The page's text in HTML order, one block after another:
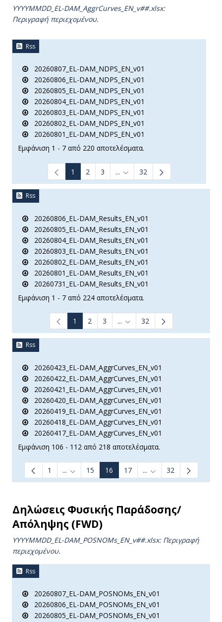
YYYYMMDD_EL-DAM_AggrCurves_ΕΝ_v##.xlsx:
Περιγραφή περιεχομένου.
Rss
20260807_EL-DAM_NDPS_EN_v01
20260806_EL-DAM_NDPS_EN_v01
20260805_EL-DAM_NDPS_EN_v01
20260804_EL-DAM_NDPS_EN_v01
20260803_EL-DAM_NDPS_EN_v01
20260802_EL-DAM_NDPS_EN_v01
20260801_EL-DAM_NDPS_EN_v01
Εμφάνιση 1 - 7 από 220 αποτελέσματα.
1 2 3 ... Ενδιάμεσες σελίδες Use TAB
32
Rss
20260806_EL-DAM_Results_EN_v01
20260805_EL-DAM_Results_EN_v01
20260804_EL-DAM_Results_EN_v01
20260803_EL-DAM_Results_EN_v01
20260802_EL-DAM_Results_EN_v01
20260801_EL-DAM_Results_EN_v01
20260731_EL-DAM_Results_EN_v01
Εμφάνιση 1 - 7 από 224 αποτελέσματα.
1 2 3 ... Ενδιάμεσες σελίδες Use
32
Rss
20260423_EL-DAM_AggrCurves_EN_v01
20260422_EL-DAM_AggrCurves_EN_v01
20260421_EL-DAM_AggrCurves_EN_v01
20260420_EL-DAM_AggrCurves_EN_v01
20260419_EL-DAM_AggrCurves_EN_v01
20260418_EL-DAM_AggrCurves_EN_v01
20260417_EL-DAM_AggrCurves_EN_v01
Εμφάνιση 106 - 112 από 218 αποτελέσματα.
1 ... Ενδιάμεσες σελίδες Use TAB to navigate.
15 16 17 ... Ενδιάμεσες σελίδες
32
Δηλώσεις Φυσικής Παράδοσης/
Απόληψης (FWD)
YYYYMMDD_EL-DAM_POSNOMs_ΕΝ_v##.xlsx: Περιγραφή
περιεχομένου.
Rss
20260807_EL-DAM_POSNOMs_EN_v01
20260806_EL-DAM_POSNOMs_EN_v01
20260805_EL-DAM_POSNOMs_EN_v01